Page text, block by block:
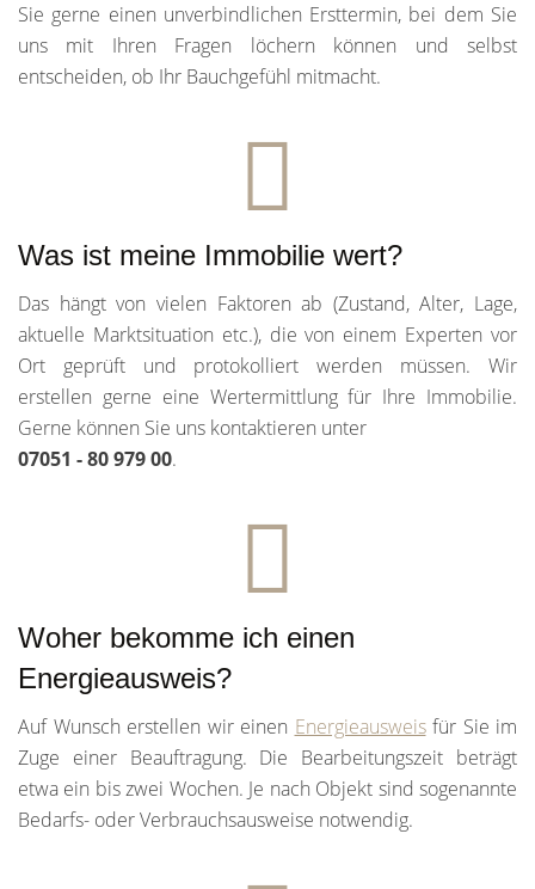
Sie gerne einen unverbindlichen Ersttermin, bei dem Sie
uns mit Ihren Fragen löchern können und selbst
entscheiden, ob Ihr Bauchgefühl mitmacht.
Was ist meine Immobilie wert?
Das hängt von vielen Faktoren ab (Zustand, Alter, Lage,
aktuelle Marktsituation etc.), die von einem Experten vor
Ort geprüft und protokolliert werden müssen. Wir
erstellen gerne eine Wertermittlung für Ihre Immobilie.
Gerne können Sie uns kontaktieren unter
07051 - 80 979 00.
Woher bekomme ich einen
Energieausweis?
Auf Wunsch erstellen wir einen Energieausweisfür Sie im
Zuge einer Beauftragung. Die Bearbeitungszeit beträgt
etwa ein bis zwei Wochen. Je nach Objekt sind sogenannte
Bedarfs- oder Verbrauchsausweise notwendig.